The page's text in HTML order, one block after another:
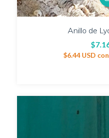
Anillo de
$6.44 USD con